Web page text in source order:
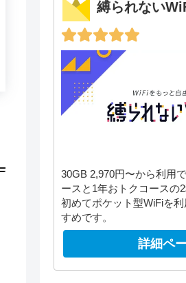
縛られない
30GB 2,970円〜から利用
ースと1年おトクコースの2
初めてポケット型WiFiを
すめです。
詳細ペ